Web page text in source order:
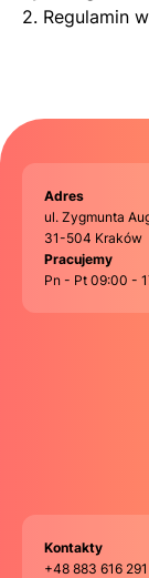
2. Regulamin
Adres
ul. Zygmunta
31-504 Kraków
Pracujemy
Pn - Pt 09:00 -
Kontakty
+48 883 616 291